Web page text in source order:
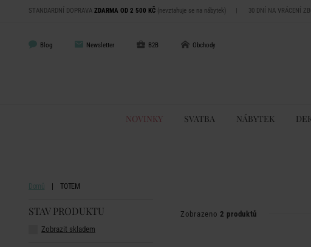
STANDARDNÍ DOPRAVA ZDARMA OD 2 500 KČ (nevztahuje se na nábytek) | 30 DNÍ NA VRÁCENÍ
Blog Newsletter B2B Obchody
NOVINKY SVATBA NÁBYTEK
Domů TOTEM
STAV PRODUKTU
Zobrazit skladem
Zobrazeno 2 produktů